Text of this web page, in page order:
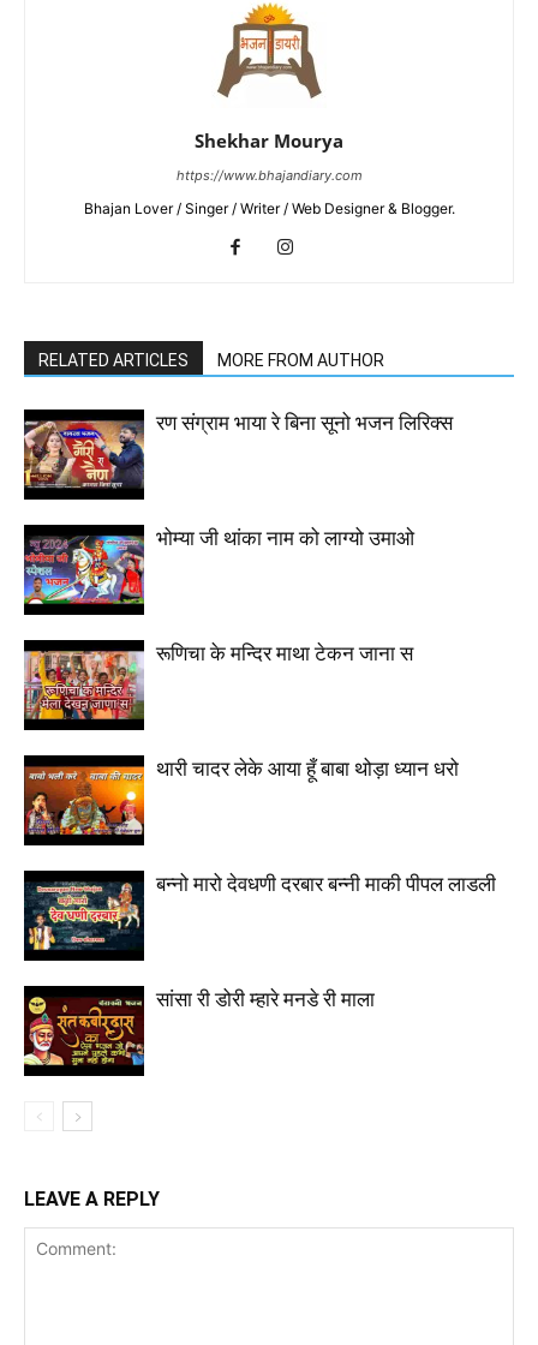
Shekhar Mourya
https://www.bhajandiary.com
Bhajan Lover / Singer / Writer / Web Designer & Blogger.
RELATED ARTICLES MORE FROM AUTHOR
रण संग्राम भाया रे बिना सूनो भजन लिरिक्स
भोम्या जी थांका नाम को लाग्यो उमाओ
रूणिचा के मन्दिर माथा टेकन जाना स
थारी चादर लेके आया हूँ बाबा थोड़ा ध्यान धरो
बन्नो मारो देवधणी दरबार बन्नी माकी पीपल लाडली
सांसा री डोरी म्हारे मनडे री माला
LEAVE A REPLY